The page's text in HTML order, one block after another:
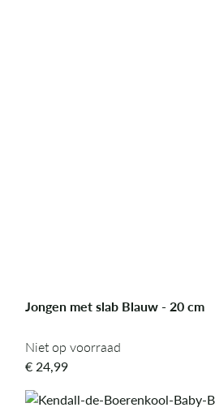
Jongen met slab Blauw - 20 cm
Niet op voorraad
Niet op voorraad
€24,99